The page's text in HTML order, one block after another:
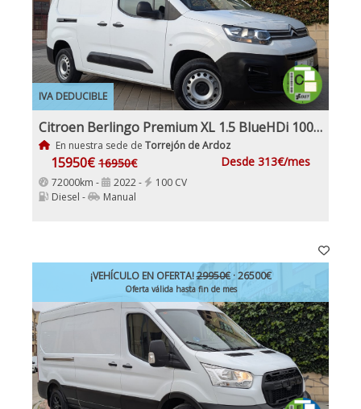
IVA DEDUCIBLE
Citroen Berlingo Premium XL 1.5 BlueHDi 100Cv Etiqueta C IVA Garantía Incl Nacional
En nuestra sede de Torrejón de Ardoz
15950€ 16950€ Desde 313€/mes
72000km - 2022 -
100 CV
Diesel -
Manual
¡VEHÍCULO EN OFERTA!29950€· 26500€
Oferta válida hasta fin de mes